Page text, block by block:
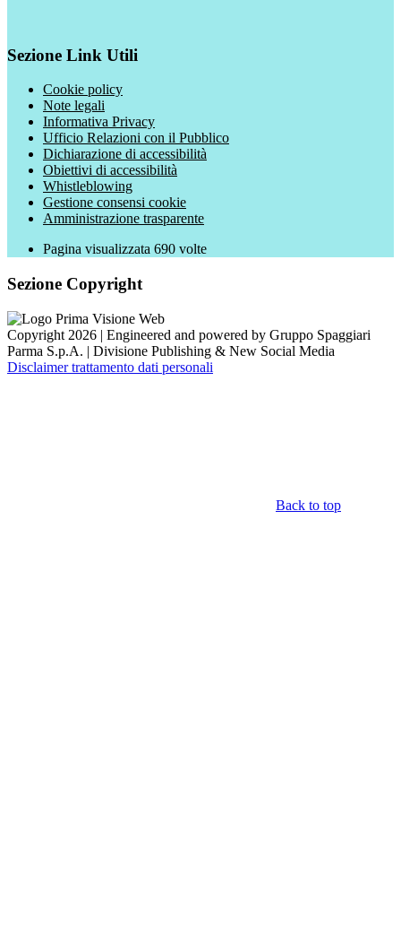
Sezione Link Utili
Cookie policy
Note legali
Informativa Privacy
Ufficio Relazioni con il Pubblico
Dichiarazione di accessibilità
Obiettivi di accessibilità
Whistleblowing
Gestione consensi cookie
Amministrazione trasparente
Pagina visualizzata 690 volte
Sezione Copyright
Copyright 2026 | Engineered and powered by Gruppo Spaggiari
Parma S.p.A. | Divisione Publishing & New Social Media
Disclaimer trattamento dati personali
Back to top